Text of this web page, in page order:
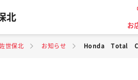
北
お
世保北 お知らせ Honda Total